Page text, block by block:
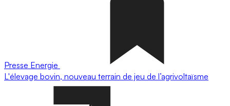
Presse Energie
L'élevage bovin, nouveau terrain de jeu de l’agrivoltaïsme